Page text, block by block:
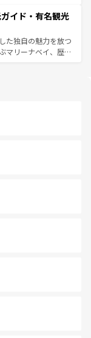
節にも異なる楽しみ
々、仏教を中心とし
れる旅人を魅了し続
ンツ一覧を参照して
光スポットが密集し
も魅力。息をのむよ
を存分に楽しみ尽く
ンツ一覧を参照して
イド・有名観光
た独自の魅力を放つ
マリーナベイ、歴史
外せないスポット